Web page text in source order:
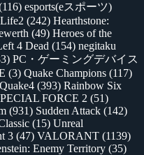
esports(eスポーツ)
(242) Hearthstone:
(49) Heroes of the
4 Dead (154) negitaku
PC・ゲーミングデバイス
(3) Quake Champions (117)
Quake4 (393) Rainbow Six
FORCE 2 (51)
(931) Sudden Attack (142)
(15) Unreal
3 (47) VALORANT (1139)
Enemy Territory (35)